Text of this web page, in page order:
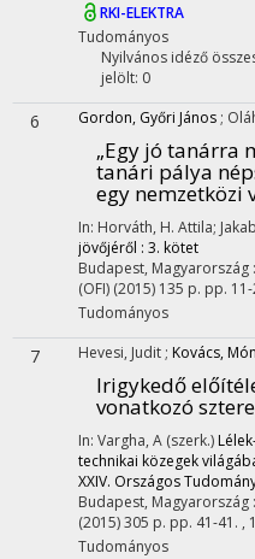
RKI-ELEKTRA
Tudományos
Nyilvános idéző
jelölt: 0
6 Gordon, Győri János ;
„Egy jó tanárra
tanári pálya
egy nemzetközi
In: Horváth, H. Attila;
jövőjéről : 3. kötet
Budapest, Magyarország :
(OFI) (2015) 135 p. pp.
Tudományos
7 Hevesi, Judit ; Kovács,
Irigykedő
vonatkozó
In: Vargha, A (szerk.)
technikai közegek
XXIV. Országos
Budapest, Magyarország :
(2015)305 p. pp. 41-41. ,
Tudományos